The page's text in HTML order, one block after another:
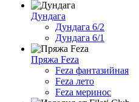
Дундага
Дундага 6/2
Дундага 6/1
Пряжа Feza
Feza фантазийная
Feza лето
Feza меринос